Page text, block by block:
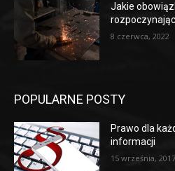
Jakie
8 czerwca, 2022
POPULARNE POSTY
Prawo dla
informacji
15 września, 2017